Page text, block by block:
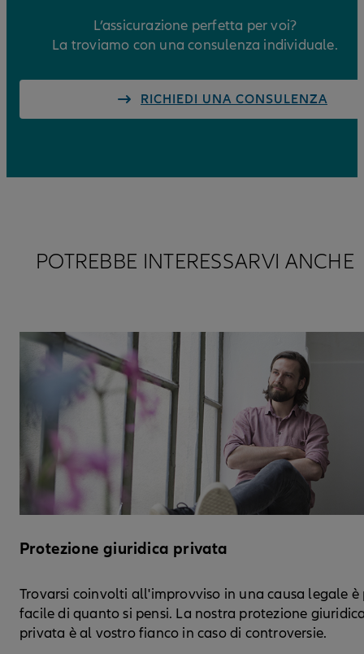
L’assicurazione perfetta per voi?
La troviamo con una consulenza individuale.
RICHIEDI UNA CONSULENZA
POTREBBE INTERESSARVI ANCHE
Protezione giuridica privata
Trovarsi coinvolti all'improvviso in una causa legale è
facile di quanto si pensi. La nostra protezione
privata è al vostro fianco in caso di controversie.